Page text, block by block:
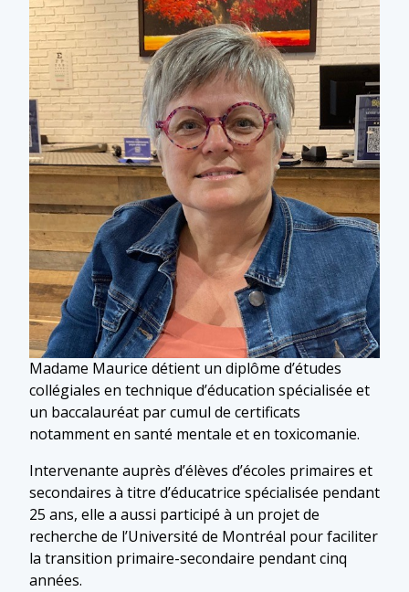
Madame Maurice détient un diplôme d’études
collégiales en technique d’éducation spécialisée et
un baccalauréat par cumul de certificats
notamment en santé mentale et en toxicomanie.
Intervenante auprès d’élèves d’écoles primaires et
secondaires à titre d’éducatrice spécialisée pendant
25 ans, elle a aussi participé à un projet de
recherche de l’Université de Montréal pour faciliter
la transition primaire-secondaire pendant cinq
années.